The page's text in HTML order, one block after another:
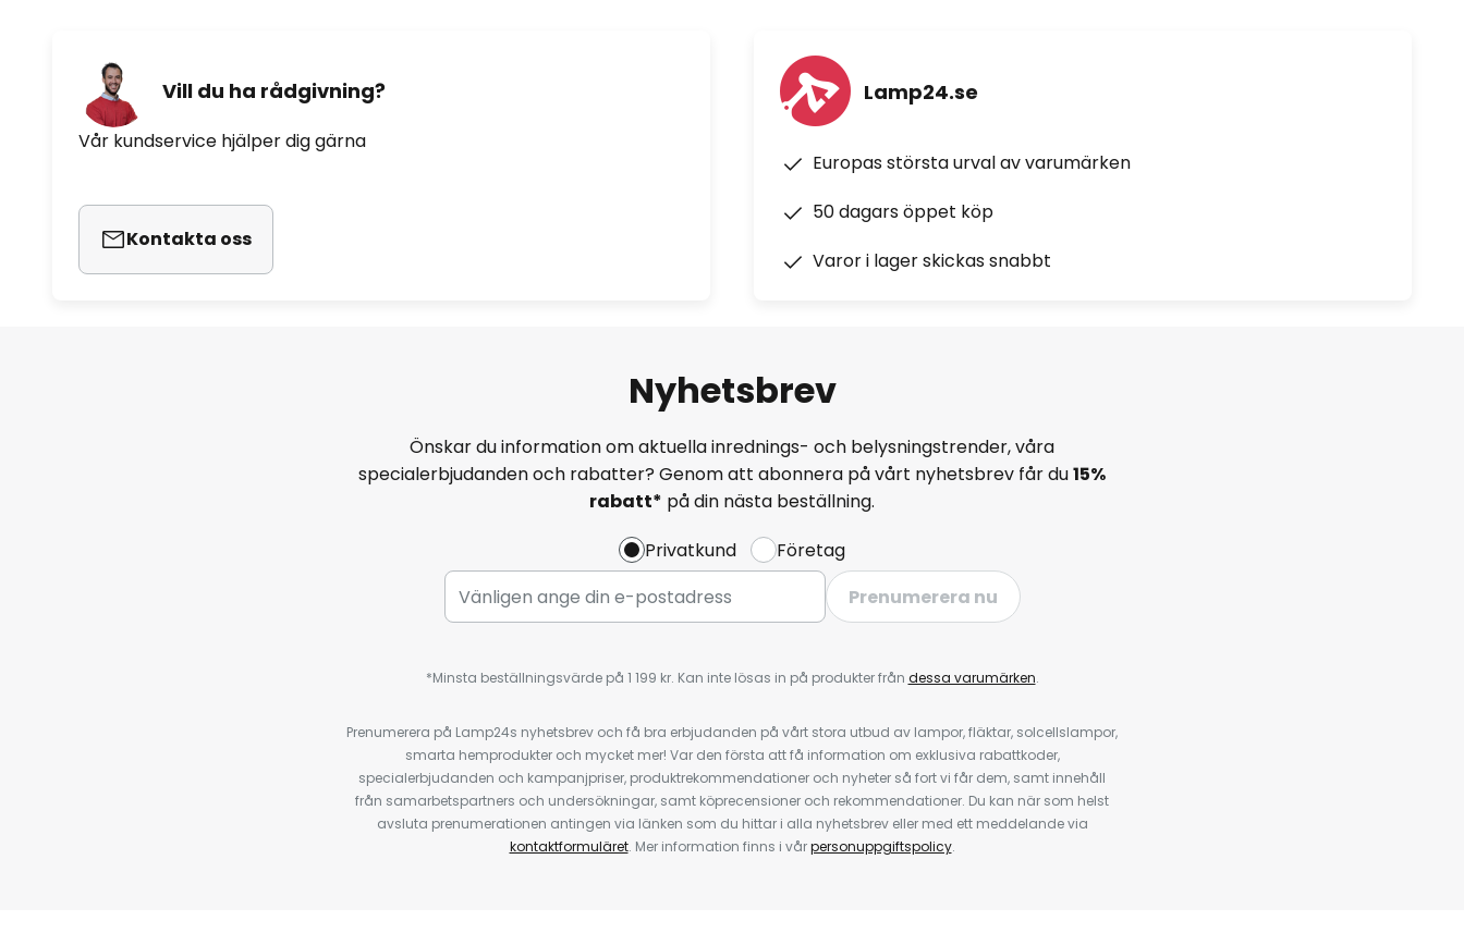
Vill du ha rådgivning?
Vår kundservice hjälper dig gärna
Kontakta oss
Lamp24.se
Europas största urval av varumärken
50 dagars öppet köp
Varor i lager skickas snabbt
Nyhetsbrev
Önskar du information om aktuella inrednings- och belysningstrender, våra
specialerbjudanden och rabatter? Genom att abonnera på vårt nyhetsbrev får du15%
rabatt* på din nästa beställning.
Privatkund
Företag
Prenumerera nu
*Minsta beställningsvärde på 1 199 kr. Kan inte lösas in på produkter från dessa varumärken.
Prenumerera på Lamp24s nyhetsbrev och få bra erbjudanden på vårt stora utbud av lampor, fläktar, solcellslampor,
smarta hemprodukter och mycket mer! Var den första att få information om exklusiva rabattkoder,
specialerbjudanden och kampanjpriser, produktrekommendationer och nyheter så fort vi får dem, samt innehåll
från samarbetspartners och undersökningar, samt köprecensioner och rekommendationer. Du kan när som helst
avsluta prenumerationen antingen via länken som du hittar i alla nyhetsbrev eller med ett meddelande via
kontaktformuläret. Mer information finns i vårpersonuppgiftspolicy.